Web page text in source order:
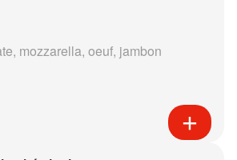
mozzarella, oeuf, jambon